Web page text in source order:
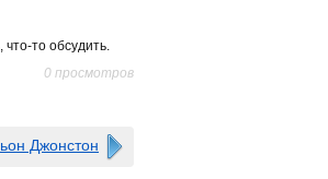
то обсудить.
0 просмотров
Джонстон